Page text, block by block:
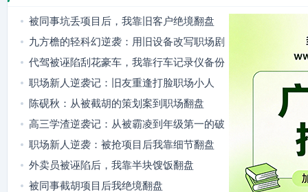
被同事坑丢项目后，我靠旧客户绝境翻盘
九方檐的轻科幻逆袭：用旧设备改写职场剧
本
代驾被诬陷刮花豪车，我靠行车记录仪备份
翻盘
职场新人逆袭记：旧友重逢打脸职场小人
陈砚秋：从被截胡的策划案到职场翻盘
高三学渣逆袭记：从被霸凌到年级第一的破
局之路
职场新人逆袭：被抢项目后我靠细节翻盘
外卖员被诬陷后，我靠半块馊饭翻盘
被同事截胡项目后我绝境翻盘